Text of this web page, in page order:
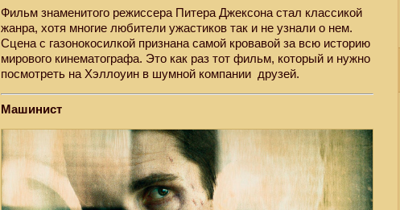
Фильм знаменитого режиссера Питера Джексона стал классикой
жанра, хотя многие любители ужастиков так и не узнали о нем.
Сцена с газонокосилкой признана самой кровавой за всю историю
мирового кинематографа. Это как раз тот фильм, который и нужно
посмотреть на Хэллоуин в шумной компании друзей.
Машинист